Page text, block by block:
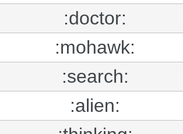
:doctor:
:mohawk:
:search:
:alien: